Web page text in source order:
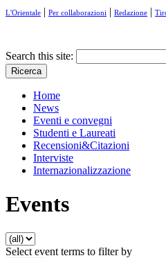
L'Orientale | Per collaborazioni | Redazione |
Search this site:
Home
News
Eventi e convegni
Studenti e Laureati
Recensioni&Citazioni
Interviste
Internazionalizzazione
Events
Select event terms to filter by